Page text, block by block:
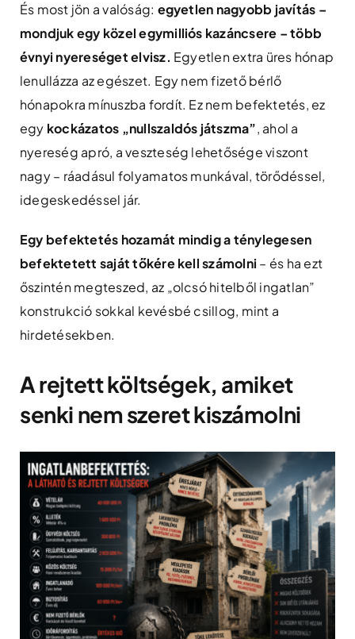
És most jön a valóság: egyetlen nagyobb javítás –
mondjuk egy közel egymilliós kazáncsere – több
évnyi nyereséget elvisz. Egyetlen extra üres hónap
lenullázza az egészet. Egy nem fizető bérlő
hónapokra mínuszba fordít. Ez nem befektetés, ez
egy kockázatos „nullszaldós játszma”, ahol a
nyereség apró, a veszteség lehetősége viszont
nagy – ráadásul folyamatos munkával, törődéssel,
idegeskedéssel jár.
Egy befektetés hozamát mindig a ténylegesen
befektetett saját tőkére kell számolni – és ha ezt
őszintén megteszed, az „olcsó hitelből ingatlan”
konstrukció sokkal kevésbé csillog, mint a
hirdetésekben.
A rejtett költségek, amiket
senki nem szeret kiszámolni